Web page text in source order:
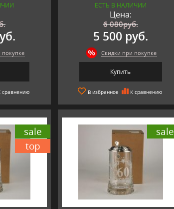
сравнению
ЕСТЬ В НАЛИЧИИ
Цена:
6 080руб.
5 500 руб.
Скидки при покупке
Купить
В избранное К сравнению
sale
top
sale